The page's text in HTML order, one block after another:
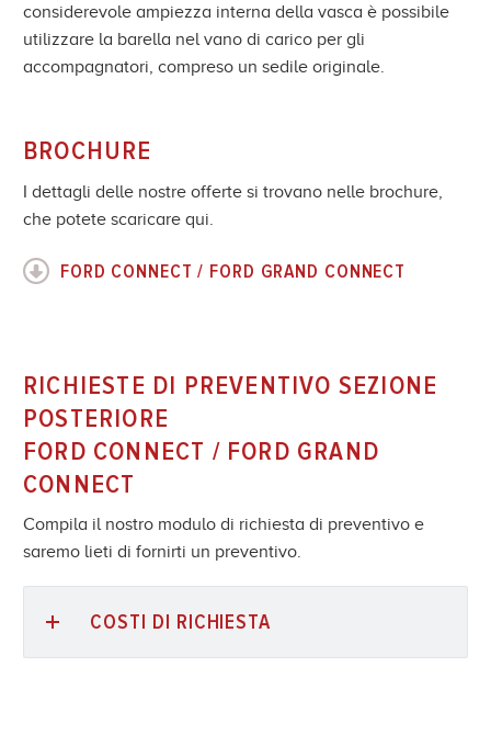
considerevole ampiezza interna della vasca è possibile
utilizzare la barella nel vano di carico per gli
accompagnatori, compreso un sedile originale.
BROCHURE
I dettagli delle nostre offerte si trovano nelle brochure,
che potete scaricare qui.
FORD CONNECT / FORD GRAND CONNECT
RICHIESTE DI PREVENTIVO SEZIONE
POSTERIORE
FORD CONNECT / FORD GRAND
CONNECT
Compila il nostro modulo di richiesta di preventivo e
saremo lieti di fornirti un preventivo.
COSTI DI RICHIESTA